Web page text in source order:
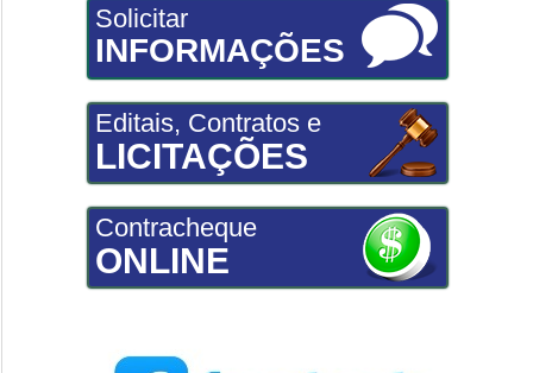
Solicitar
INFORMAÇÕES
Editais, Contratos e
LICITAÇÕES
Contracheque
ONLINE